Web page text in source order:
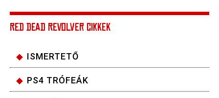
RED DEAD REVOLVER CIKKEK
ISMERTETŐ
PS4 TRÓFEÁK